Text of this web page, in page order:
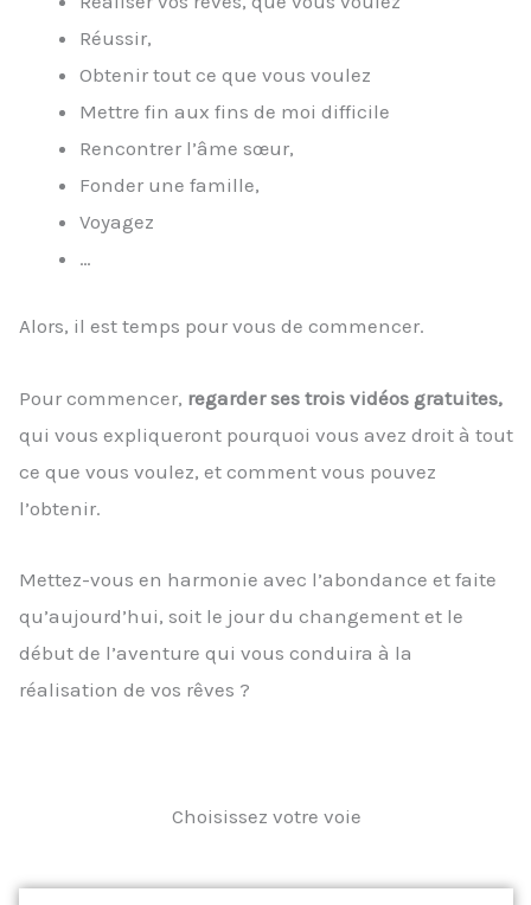
Réussir,
Obtenir tout ce que vous voulez
Mettre fin aux fins de moi difficile
Rencontrer l’âme sœur,
Fonder une famille,
Voyagez
…
Alors, il est temps pour vous de commencer.
Pour commencer, regarder ses trois vidéos gratuites,
qui vous expliqueront pourquoi vous avez droit à tout
ce que vous voulez, et comment vous pouvez
l’obtenir.
Mettez-vous en harmonie avec l’abondance et faite
qu’aujourd’hui, soit le jour du changement et le
début de l’aventure qui vous conduira à la
réalisation de vos rêves ?
Choisissez votre voie